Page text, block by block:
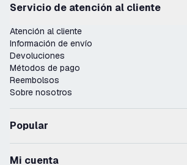
Servicio de atención al cliente
Atención al cliente
Información de envío
Devoluciones
Métodos de pago
Reembolsos
Sobre nosotros
Popular
Mi cuenta